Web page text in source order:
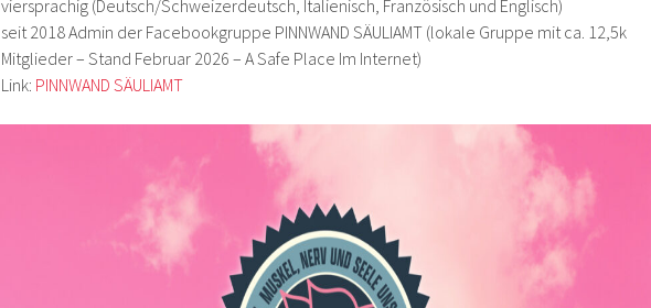
viersprachig (Deutsch/Schweizerdeutsch, Italienisch, Französisch und Englisch)
seit 2018 Admin der Facebookgruppe PINNWAND SÄULIAMT (lokale Gruppe mit ca. 12,5k
Mitglieder – Stand Februar 2026 – A Safe Place Im Internet)
Link: PINNWAND SÄULIAMT